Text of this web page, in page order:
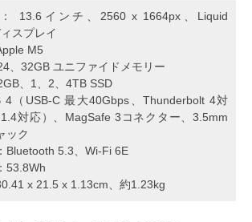
13.6インチ、2560 x 1664px、Liquid
ス プ レ イ
M5
、32GB ユニファイドメモリー
、1、2、4TB SSD
4（USB-C 最大40Gbps、Thunderbolt 4対
対応）、MagSafe 3コネクター、3.5mm
ック
Bluetooth 5.3、Wi-Fi 6E
53.8Wh
x 21.5 x 1.13cm、約1.23kg